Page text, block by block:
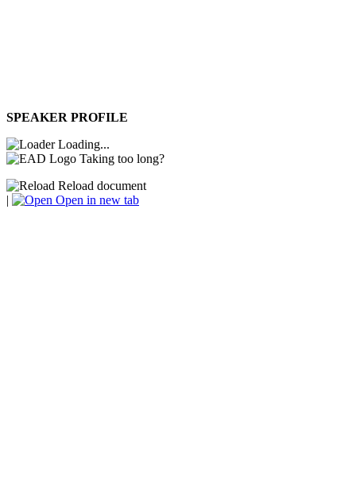
SPEAKER PROFILE
Loading...
Taking too long?
Reload document
|
Open in new tab